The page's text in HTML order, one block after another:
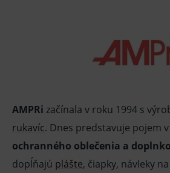
AMPRi začínala v roku 1994 s
rukavíc. Dnes predstavuje pojem
ochranného oblečenia a
dopĺňajú plášte, čiapky, návleky